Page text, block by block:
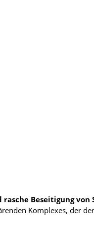
rasche Beseitigung von
Komplexes, der